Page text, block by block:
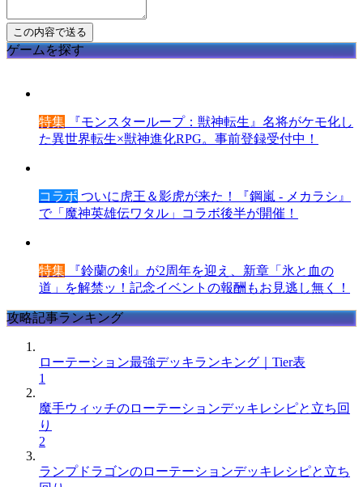
ゲームを探す
特集 『モンスターループ：獣神転生』名将がケモ化し
た異世界転生×獣神進化RPG。事前登録受付中！
コラボ ついに虎王＆影虎が来た！『鋼嵐 - メカラシ』
で「魔神英雄伝ワタル」コラボ後半が開催！
特集 『鈴蘭の剣』が2周年を迎え、新章「氷と血の
道」を解禁ッ！記念イベントの報酬もお見逃し無く！
攻略記事ランキング
ローテーション最強デッキランキング｜Tier表
1
魔手ウィッチのローテーションデッキレシピと立ち回
り
2
ランプドラゴンのローテーションデッキレシピと立ち